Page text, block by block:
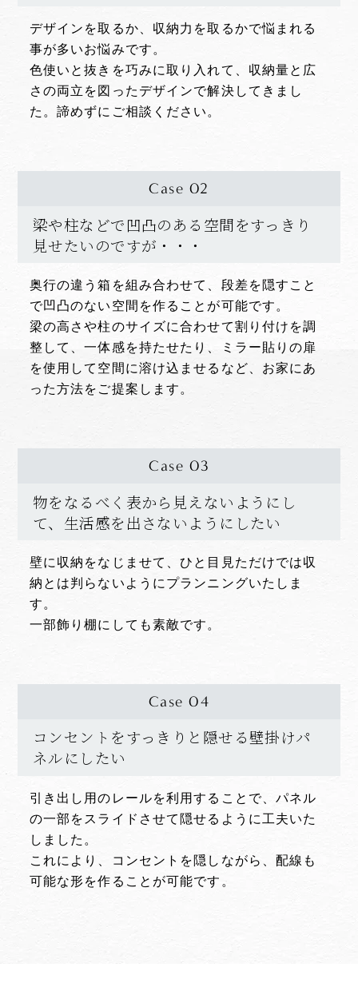
デザインを取るか、収納力を取るかで悩まれる
事が多いお悩みです。
色使いと抜きを巧みに取り入れて、収納量と広
さの両立を図ったデザインで解決してきまし
た。諦めずにご相談ください。
Case 02
梁や柱などで凹凸のある空間をすっきり
見せたいのですが・・・
奥行の違う箱を組み合わせて、段差を隠すこと
で凹凸のない空間を作ることが可能です。
梁の高さや柱のサイズに合わせて割り付けを調
整して、一体感を持たせたり、ミラー貼りの扉
を使用して空間に溶け込ませるなど、 お家にあ
った方法をご提案します。
Case 03
物をなるべく表から見えないようにし
て、生活感を出さないようにしたい
壁に収納をなじませて、ひと目見ただけでは収
納とは判らないようにプランニングいたしま
す。
一部飾り棚にしても素敵です。
Case 04
コンセントをすっきりと隠せる壁掛けパ
ネルにしたい
引き出し用のレールを利用することで、パネル
の一部をスライドさせて隠せるように工夫いた
しました。
これにより、コンセントを隠しながら、配線も
可能な形を作ることが可能です。